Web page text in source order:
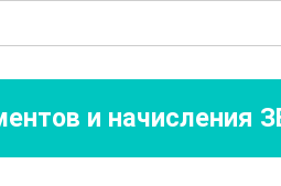
с
препаратов.
контроля
и начисления